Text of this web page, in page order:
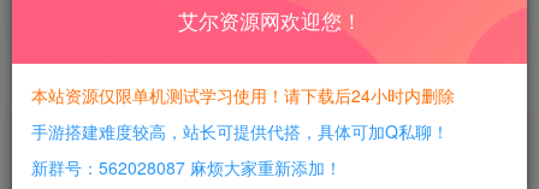
排序 更新 随机 浏览 点赞 评论
23
艾尔资源网欢迎您！
本站资源仅限单机测试学习使用！请下载后24小时内删除
手游搭建难度较高，站长可提供代搭，具体可加Q私聊！
新群号：562028087 麻烦大家重新添加！